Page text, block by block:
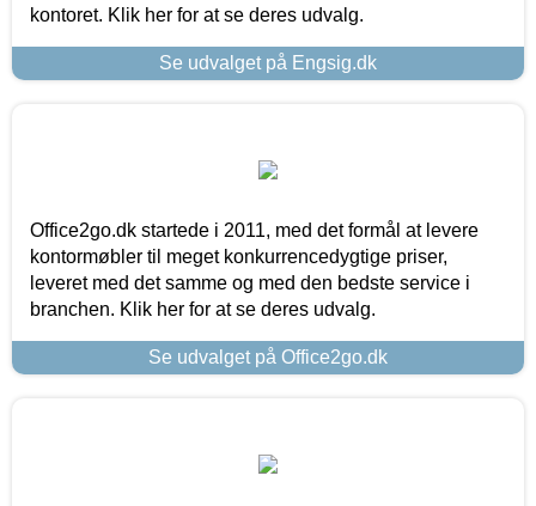
kontoret. Klik her for at se deres udvalg.
Se udvalget på Engsig.dk
Office2go.dk startede i 2011, med det formål at levere
kontormøbler til meget konkurrencedygtige priser,
leveret med det samme og med den bedste service i
branchen. Klik her for at se deres udvalg.
Se udvalget på Office2go.dk